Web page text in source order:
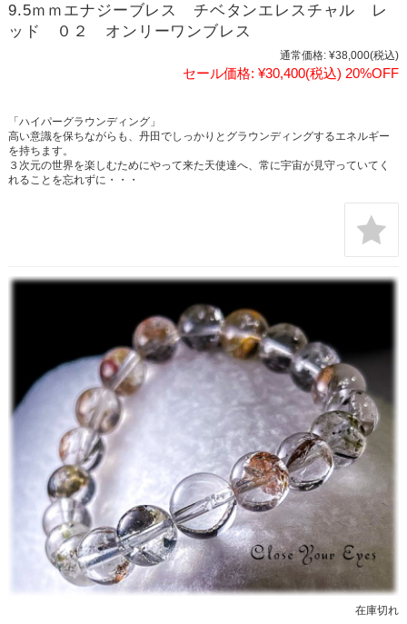
9.5ｍｍエナジーブレス チベタンエレスチャル レ
ッド ０２ オンリーワンブレス
通常価格: ¥38,000(税込)
セール価格: ¥30,400(税込) 20%OFF
「ハイパーグラウンディング」
高い意識を保ちながらも、丹田でしっかりとグラウンディングするエネルギー
を持ちます。
３次元の世界を楽しむためにやって来た天使達へ、常に宇宙が見守っていてく
れることを忘れずに・・・
在庫切れ